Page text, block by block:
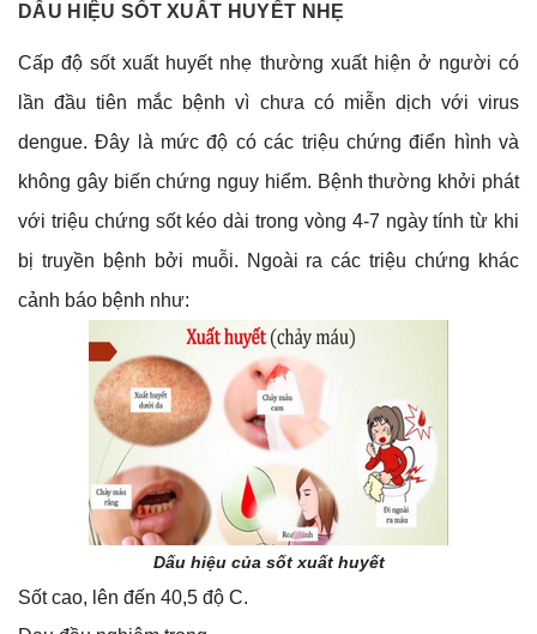
DẤU HIỆU SỐT XUẤT HUYẾT NHẸ
Cấp độ sốt xuất huyết nhẹ thường xuất hiện ở người có
lần đầu tiên mắc bệnh vì chưa có miễn dịch với virus
dengue. Đây là mức độ có các triệu chứng điển hình và
không gây biến chứng nguy hiểm. Bệnh thường khởi phát
với triệu chứng sốt kéo dài trong vòng 4-7 ngày tính từ khi
bị truyền bệnh bởi muỗi. Ngoài ra các triệu chứng khác
cảnh báo bệnh như:
Dấu hiệu của sốt xuất huyết
Sốt cao, lên đến 40,5 độ C.